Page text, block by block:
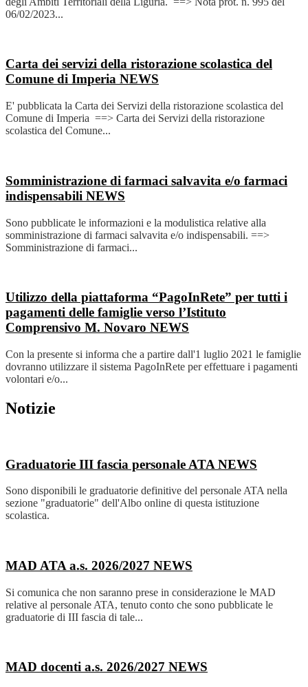
06/02/2023...
Carta dei servizi della ristorazione scolastica del
Comune di Imperia NEWS
E' pubblicata la Carta dei Servizi della ristorazione scolastica del
Comune di Imperia ==> Carta dei Servizi della ristorazione
scolastica del Comune...
Somministrazione di farmaci salvavita e/o farmaci
indispensabili NEWS
Sono pubblicate le informazioni e la modulistica relative alla
somministrazione di farmaci salvavita e/o indispensabili. ==>
Somministrazione di farmaci...
Utilizzo della piattaforma “PagoInRete” per tutti i
pagamenti delle famiglie verso l’Istituto
Comprensivo M. Novaro NEWS
Con la presente si informa che a partire dall'1 luglio 2021 le famiglie
dovranno utilizzare il sistema PagoInRete per effettuare i pagamenti
volontari e/o...
Notizie
Graduatorie III fascia personale ATA NEWS
Sono disponibili le graduatorie definitive del personale ATA nella
sezione "graduatorie" dell'Albo online di questa istituzione
scolastica.
MAD ATA a.s. 2026/2027 NEWS
Si comunica che non saranno prese in considerazione le MAD
relative al personale ATA, tenuto conto che sono pubblicate le
graduatorie di III fascia di tale...
MAD docenti a.s. 2026/2027 NEWS